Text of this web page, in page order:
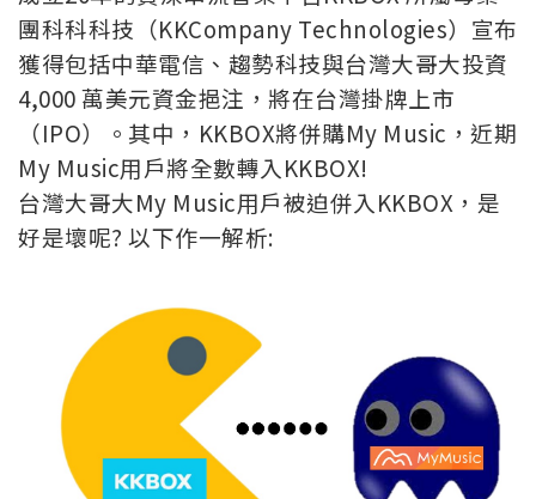
團科科科技（KKCompany Technologies）宣布
獲得包括中華電信、趨勢科技與台灣大哥大投資
4,000 萬美元資金挹注，將在台灣掛牌上市
（IPO）。其中，KKBOX將併購My Music，近期
My Music用戶將全數轉入KKBOX!
台灣大哥大My Music用戶被迫併入KKBOX，是
好是壞呢? 以下作一解析: